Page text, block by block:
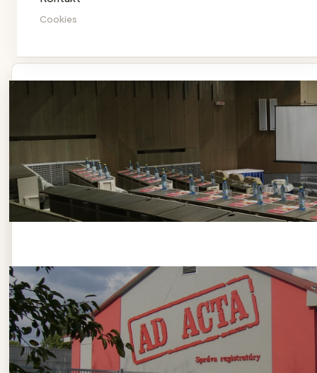
Cookies